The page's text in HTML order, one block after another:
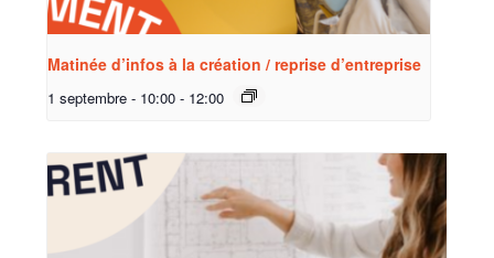
Matinée d’infos à la création / reprise d’entreprise
1 septembre - 10:00 - 12:00